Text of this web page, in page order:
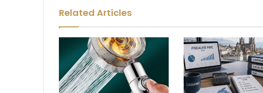
Related Articles